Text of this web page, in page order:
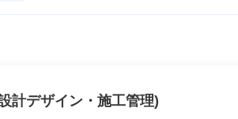
計デザイン・施工管理)